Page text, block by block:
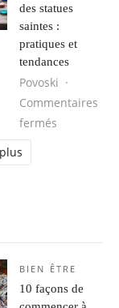
festivals à ne pas
des statues
saintes :
pratiques et
tendances
Povoski
Commentaires
fermés
BIEN ÊTRE
10 façons de